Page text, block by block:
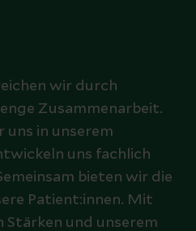
wir durch
Zusammenarbeit.
uns in unserem
uns fachlich
bieten wir die
Patient:innen. Mit
Stärken und unserem